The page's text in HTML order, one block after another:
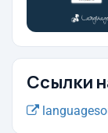
Ссылки